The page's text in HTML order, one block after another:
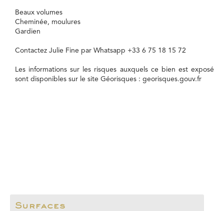
Beaux volumes
Cheminée, moulures
Gardien
Contactez Julie Fine par Whatsapp +33 6 75 18 15 72
Les informations sur les risques auxquels ce bien est exposé
sont disponibles sur le site Géorisques : georisques.gouv.fr
Surfaces